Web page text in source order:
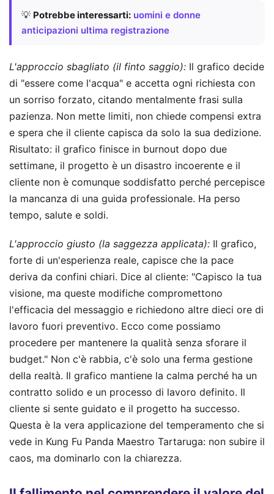
💡 Potrebbe interessarti: uomini e donne
anticipazioni ultima registrazione
L'approccio sbagliato (il finto saggio): Il grafico decide
di "essere come l'acqua" e accetta ogni richiesta con
un sorriso forzato, citando mentalmente frasi sulla
pazienza. Non mette limiti, non chiede compensi extra
e spera che il cliente capisca da solo la sua dedizione.
Risultato: il grafico finisce in burnout dopo due
settimane, il progetto è un disastro incoerente e il
cliente non è comunque soddisfatto perché percepisce
la mancanza di una guida professionale. Ha perso
tempo, salute e soldi.
L'approccio giusto (la saggezza applicata): Il grafico,
forte di un'esperienza reale, capisce che la pace
deriva da confini chiari. Dice al cliente: "Capisco la tua
visione, ma queste modifiche compromettono
l'efficacia del messaggio e richiedono altre dieci ore di
lavoro fuori preventivo. Ecco come possiamo
procedere per mantenere la qualità senza sforare il
budget." Non c'è rabbia, c'è solo una ferma gestione
della realtà. Il grafico mantiene la calma perché ha un
contratto solido e un processo di lavoro definito. Il
cliente si sente guidato e il progetto ha successo.
Questa è la vera applicazione del temperamento che si
vede in Kung Fu Panda Maestro Tartaruga: non subire il
caos, ma dominarlo con la chiarezza.